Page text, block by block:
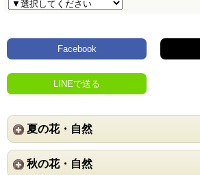
Facebook
LINEで送る
夏の花・自然
秋の花・自然